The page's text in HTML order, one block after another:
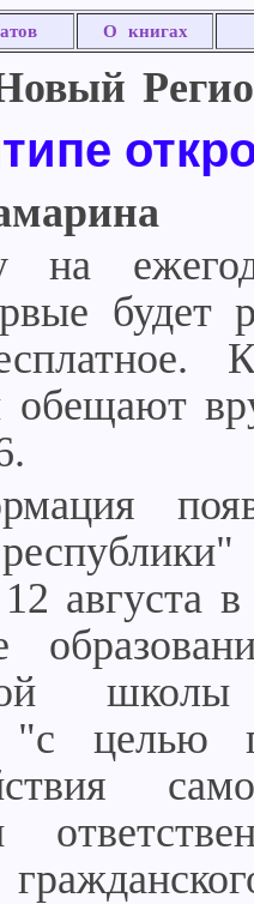
О книгах
будет
обещают
августа в
целью